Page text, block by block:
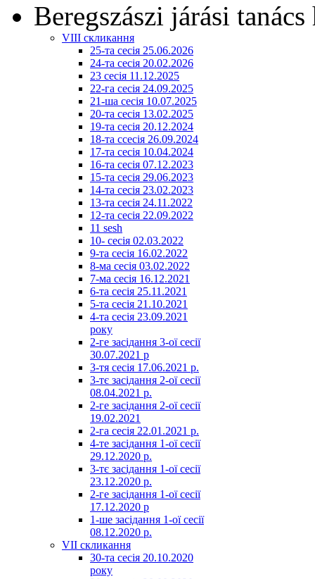
Beregszászi járási
VIII скликання
25-та сесія 25.06.2026
24-та сесія 20.02.2026
23 сесія 11.12.2025
22-га сесія 24.09.2025
21-ша сесія 10.07.2025
20-та сесія 13.02.2025
19-та сесія 20.12.2024
18-та ссесія 26.09.2024
17-та сесія 10.04.2024
16-та сесія 07.12.2023
15-та сесія 29.06.2023
14-та сесія 23.02.2023
13-та сесія 24.11.2022
12-та сесія 22.09.2022
11 sesh
10- сесія 02.03.2022
9-та сесія 16.02.2022
8-ма сесія 03.02.2022
7-ма сесія 16.12.2021
6-та сесія 25.11.2021
5-та сесія 21.10.2021
4-та сесія 23.09.2021
року
2-ге засідання 3-ої сесії
30.07.2021 р
3-тя сесія 17.06.2021 р.
3-тє засідання 2-ої сесії
08.04.2021 р.
2-ге засідання 2-ої сесії
19.02.2021
2-га сесія 22.01.2021 р.
4-те засідання 1-ої сесії
29.12.2020 р.
3-тє засідання 1-ої сесії
23.12.2020 р.
2-ге засідання 1-ої сесії
17.12.2020 р
1-ше засідання 1-ої сесії
08.12.2020 р.
VII скликання
30-та сесія 20.10.2020
року